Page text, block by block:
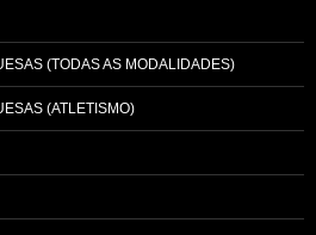
(TODAS AS MODALIDADES)
(ATLETISMO)